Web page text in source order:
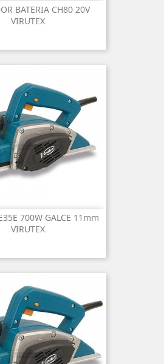
BATERIA CH80 20V
VIRUTEX
700W GALCE 11mm
VIRUTEX